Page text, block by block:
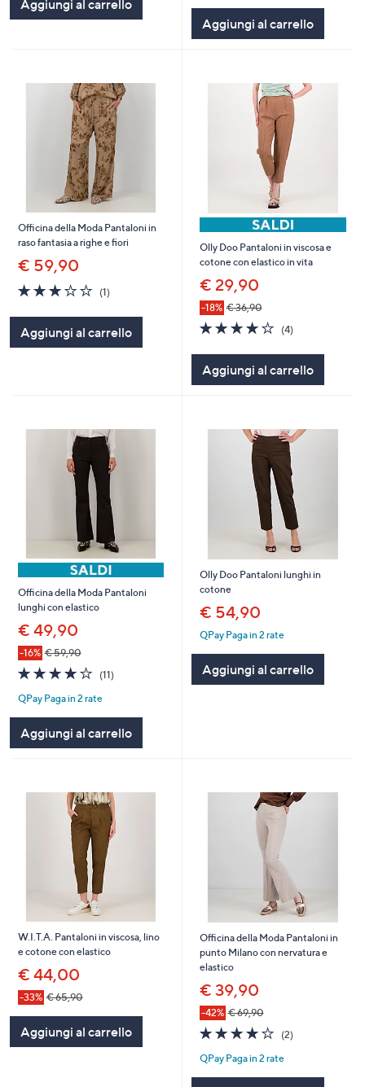
Stars
Aggiungi al carrello
5
Stars
Aggiungi al carrello
Officina della Moda Pantaloni in
raso fantasia a righe e fiori
€ 59,90
3.0
of
5
Stars
(1)1
Aggiungi al carrello
Olly Doo Pantaloni in viscosa e
cotone con elastico in vita
€ 29,90
-18% € 36,90
3.8
of
5
Stars
(4)4
Aggiungi al carrello
Officina della Moda Pantaloni
lunghi con elastico
€ 49,90
-16% € 59,90
4.1
of
5
(11)11
QPay Paga in 2 rate
Aggiungi al carrello
Olly Doo Pantaloni lunghi in
cotone
€ 54,90
QPay Paga in 2 rate
Aggiungi al carrello
W.I.T.A. Pantaloni in viscosa, lino
e cotone con elastico
€ 44,00
-33% € 65,90
Aggiungi al carrello
Officina della Moda Pantaloni in
punto Milano con nervatura e
elastico
€ 39,90
-42% € 69,90
4.0
of
5
(2)2
QPay Paga in 2 rate